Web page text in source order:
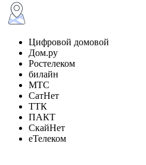
Цифровой домовой
Дом.ру
Ростелеком
билайн
МТС
СатНет
ТТК
ПАКТ
СкайНет
еТелеком